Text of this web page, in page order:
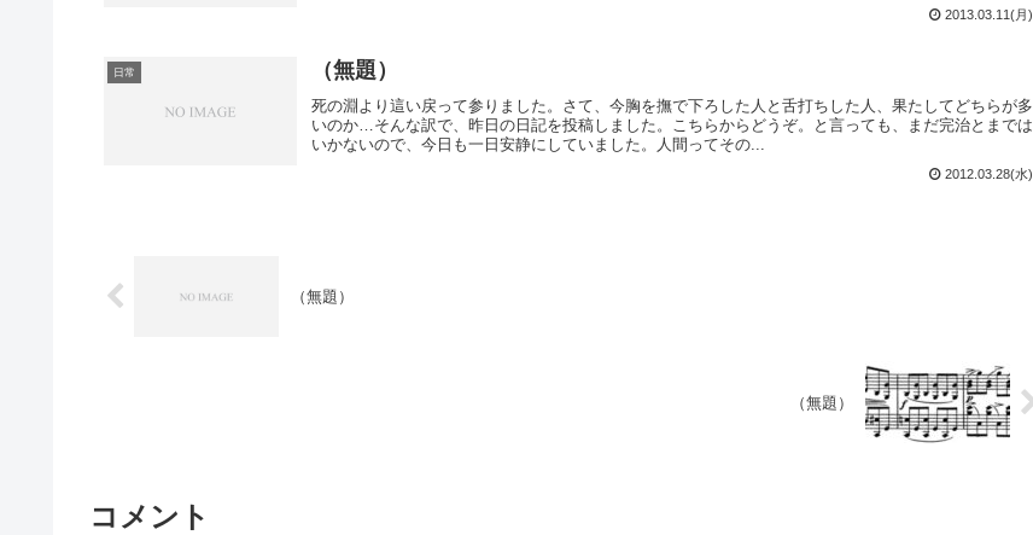
2013.03.11(月)
日常 （無題）
死の淵より這い戻って参りました。さて、今胸を撫で下ろした人と舌打ちした人、果たしてどちらが多
いのか…そんな訳で、昨日の日記を投稿しました。こちらからどうぞ。と言っても、まだ完治とまでは
いかないので、今日も一日安静にしていました。人間ってその...
2012.03.28(水)
（無題）
（無題）
コメント